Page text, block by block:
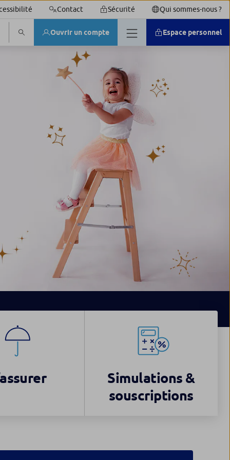
Contact Sécurité Qui sommes-nous ?
Ouvrir un compte Espace personnel
Simulations &
souscriptions